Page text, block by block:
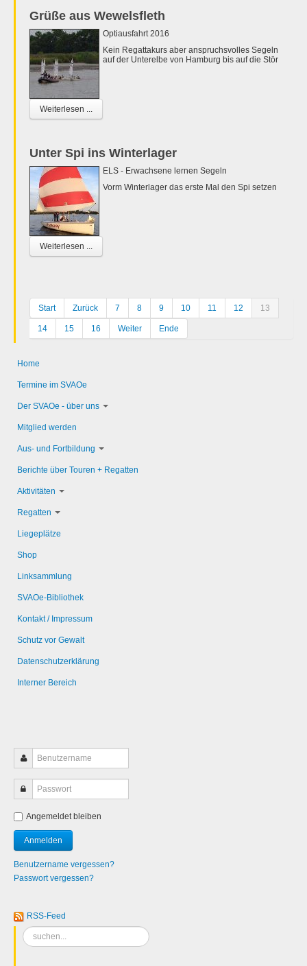
Grüße aus Wewelsfleth
Optiausfahrt 2016
Kein Regattakurs aber anspruchsvolles Segeln
auf der Unterelbe von Hamburg bis auf die Stör
Weiterlesen ...
Unter Spi ins Winterlager
ELS - Erwachsene lernen Segeln
Vorm Winterlager das erste Mal den Spi setzen
Weiterlesen ...
Start Zurück 7 8 9 10 11 12 13
14 15 16 Weiter Ende
Home
Termine im SVAOe
Der SVAOe - über uns
Mitglied werden
Aus- und Fortbildung
Berichte über Touren + Regatten
Aktivitäten
Regatten
Liegeplätze
Shop
Linksammlung
SVAOe-Bibliothek
Kontakt / Impressum
Schutz vor Gewalt
Datenschutzerklärung
Interner Bereich
Angemeldet bleiben
Benutzername vergessen?
Passwort vergessen?
RSS-Feed
Suchen
...